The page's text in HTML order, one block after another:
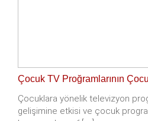
Çocuk TV Proğramlarının
Çocuklara yönelik televizyon
gelişimine etkisi ve çocuk